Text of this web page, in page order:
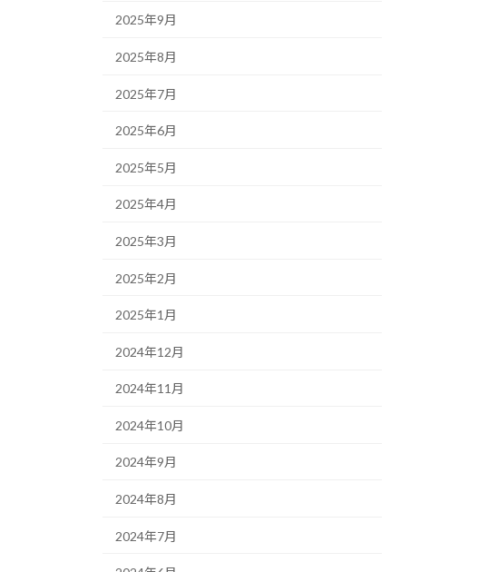
2025年9月
2025年8月
2025年7月
2025年6月
2025年5月
2025年4月
2025年3月
2025年2月
2025年1月
2024年12月
2024年11月
2024年10月
2024年9月
2024年8月
2024年7月